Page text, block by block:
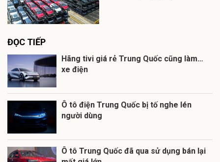
ĐỌC TIẾP
Hãng tivi giá rẻ Trung Quốc cũng làm…
xe điện
Ô tô điện Trung Quốc bị tố nghe lén
người dùng
Ô tô Trung Quốc đã qua sử dụng bán lại